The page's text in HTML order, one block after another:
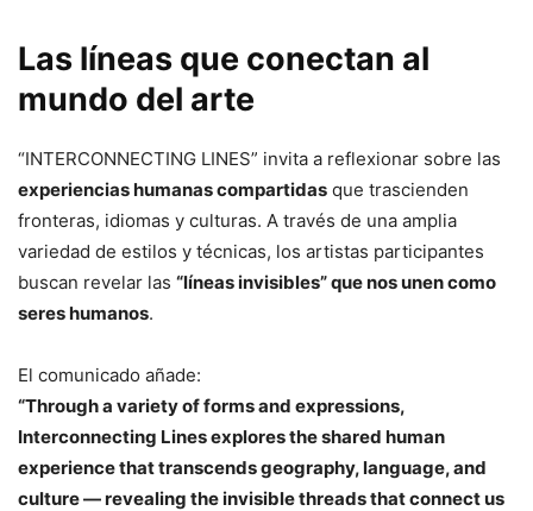
Las líneas que conectan al
mundo del arte
“INTERCONNECTING LINES” invita a reflexionar sobre las
experiencias humanas compartidas que trascienden
fronteras, idiomas y culturas. A través de una amplia
variedad de estilos y técnicas, los artistas participantes
buscan revelar las “líneas invisibles” que nos unen como
seres humanos.
El comunicado añade:
“Through a variety of forms and expressions,
Interconnecting Lines explores the shared human
experience that transcends geography, language, and
culture — revealing the invisible threads that connect us